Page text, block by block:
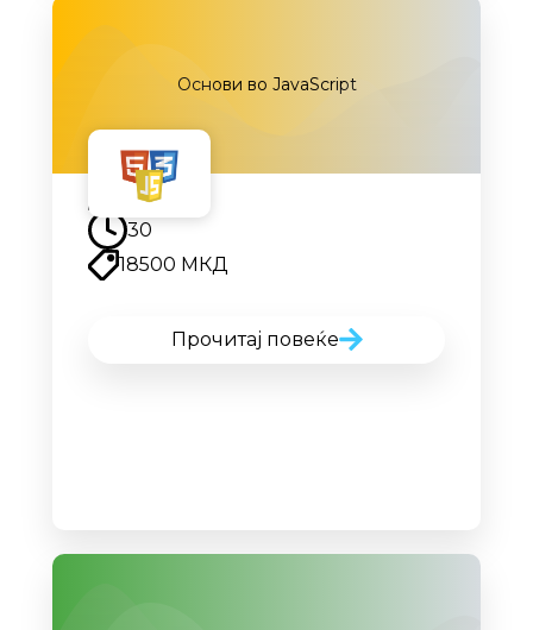
Основи во JavaScript
Наскоро
30
18500 МКД
Прочитај повеќе